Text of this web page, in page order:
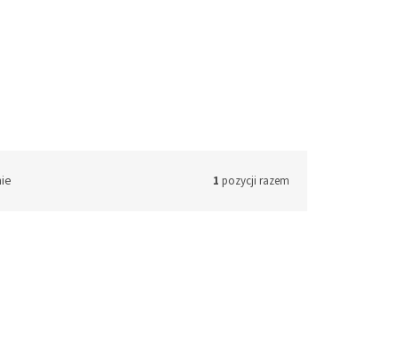
1 pozycji razem